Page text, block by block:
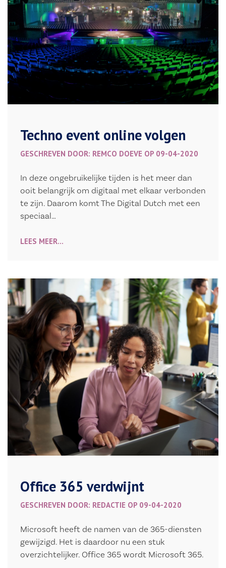
Techno event online volgen
GESCHREVEN DOOR: REMCO DOEVE OP 09-04-2020
In deze ongebruikelijke tijden is het meer dan
ooit belangrijk om digitaal met elkaar verbonden
te zijn. Daarom komt The Digital Dutch met een
speciaal…
LEES MEER...
Office 365 verdwijnt
GESCHREVEN DOOR: REDACTIE OP 09-04-2020
Microsoft heeft de namen van de 365-diensten
gewijzigd. Het is daardoor nu een stuk
overzichtelijker. Office 365 wordt Microsoft 365.